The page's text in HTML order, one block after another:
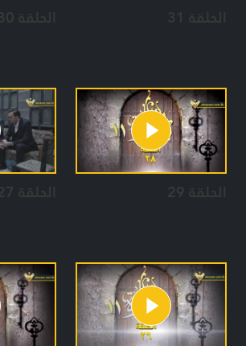
الحلقة 31 الحلقة 30
الحلقة 29 الحلقة 27